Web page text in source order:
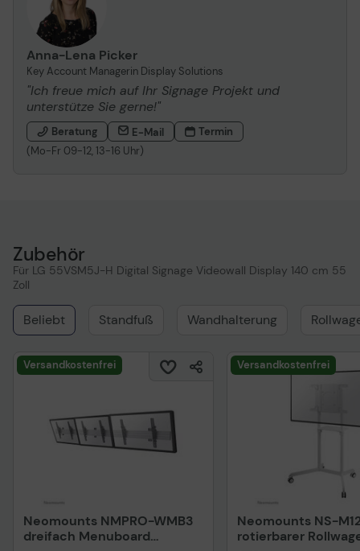
Anna-Lena Picker
Key Account Managerin Display Solutions
"Ich freue mich auf Ihr Signage Projekt und
unterstütze Sie gerne!"
Beratung E-Mail
Termin
(Mo-Fr 09-12, 13-16 Uhr)
Zubehör
Für LG 55VSM5J-H Digital Signage Videowall Display 140 cm 55
Zoll
Beliebt Standfuß Wandhalterung
Versandkostenfrei
Neomounts NMPRO-WMB3
dreifach Menuboard
Versandkostenfrei
Neomounts NS-
rotierbarer